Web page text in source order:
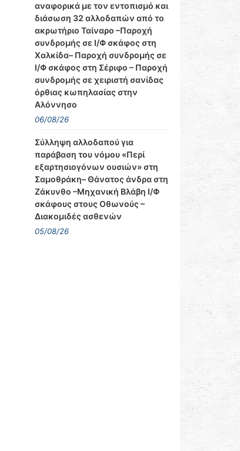
αναφορικά με τον εντοπισμό και
διάσωση 32 αλλοδαπών από το
ακρωτήριο Ταίναρο –Παροχή
συνδρομής σε Ι/Φ σκάφος στη
Χαλκίδα– Παροχή συνδρομής σε
Ι/Φ σκάφος στη Σέριφο – Παροχή
συνδρομής σε χειριστή σανίδας
όρθιας κωπηλασίας στην
Αλόννησο
06/08/26
Σύλληψη αλλοδαπού για
παράβαση του νόμου «Περί
εξαρτησιογόνων ουσιών» στη
Σαμοθράκη– Θάνατος άνδρα στη
Ζάκυνθο –Μηχανική Βλάβη Ι/Φ
σκάφους στους Οθωνούς –
Διακομιδές ασθενών
05/08/26